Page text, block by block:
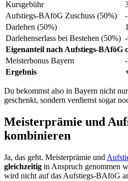
Kursgebühr
Aufstiegs-BAföG Zuschuss (50%)
Darlehen (50%)
Darlehenserlass bei Bestehen (50%)
Eigenanteil nach Aufstiegs-BAföG
Meisterbonus Bayern
Ergebnis
Du bekommst also in Bayern nicht
geschenkt, sondern verdienst sogar
Meisterprämie und
kombinieren
Ja, das geht. Meisterprämie und
gleichzeitig in Anspruch genommen
wird nicht auf das Aufstiegs-BAföG